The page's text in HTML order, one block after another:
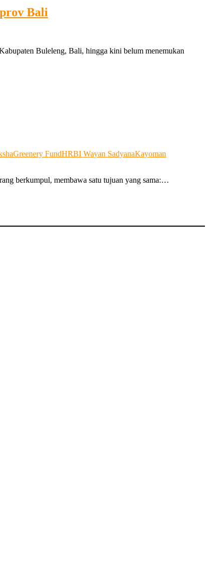
Bali
Buleleng, Bali, hingga kini belum menemukan
Greenery FundHRBI Wayan SadyanaKayoman
berkumpul, membawa satu tujuan yang sama:…